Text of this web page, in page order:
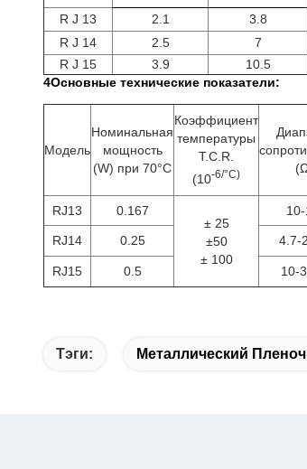
R J 13 2.1 3.8
R J 14
2.5 7
R J 15
3.9 10.5
4Основные технические показатели:
Модель
Номинальная
мощность
(W) при 70°C
Коэффициент
температуры
T.C.R.
(10-6/°C)
RJ13
0.167
± 25
±50
± 100
RJ14 0.25 4.7-
RJ15 0.5 10-
Тэги: Металлический